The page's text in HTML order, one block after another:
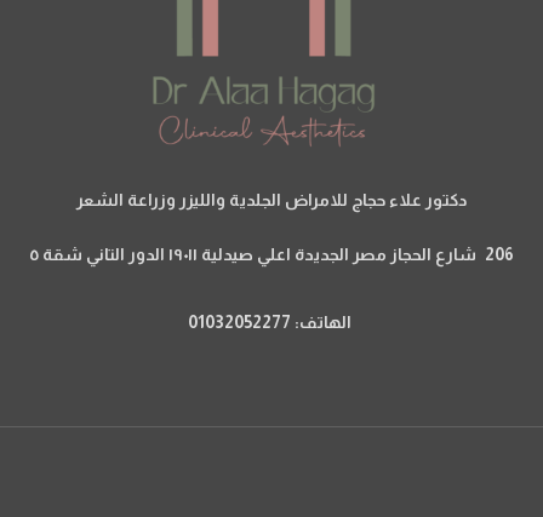
دكتور علاء حجاج للامراض الجلدية والليزر وزراعة الشعر
206 شارع الحجاز مصر الجديدة اعلي صيدلية ١٩٠١١ الدور التاني شقة ٥
الهاتف: 01032052277